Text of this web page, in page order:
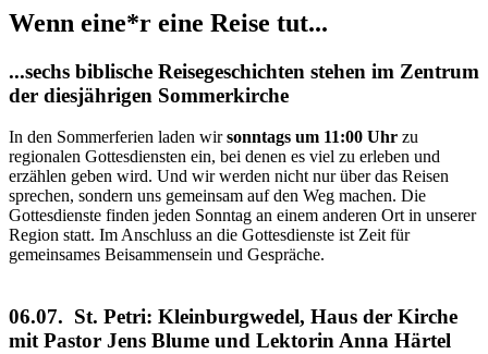
Wenn eine*r eine Reise tut...
...sechs biblische Reisegeschichten stehen im Zentrum
der diesjährigen Sommerkirche
In den Sommerferien laden wirsonntags um 11:00 Uhr zu
regionalen Gottesdiensten ein, bei denen es viel zu erleben und
erzählen geben wird. Und wir werden nicht nur über das Reisen
sprechen, sondern uns gemeinsam auf den Weg machen. Die
Gottesdienste finden jeden Sonntag an einem anderen Ort in unserer
Region statt. Im Anschluss an die Gottesdienste ist Zeit für
gemeinsames Beisammensein und Gespräche.
06.07. St. Petri: Kleinburgwedel, Haus der Kirche
mit Pastor Jens Blume und Lektorin Anna Härtel